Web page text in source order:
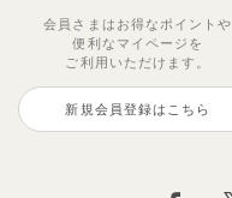
会員さまはお得なポイントや
便利な マイページを
ご利用いただけます。
新規会員登録はこちら